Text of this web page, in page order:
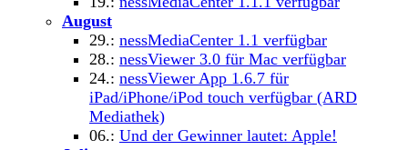
August
29.: nessMediaCenter 1.1 verfügbar
28.: nessViewer 3.0 für Mac verfügbar
24.: nessViewer App 1.6.7 für
iPad/iPhone/iPod touch verfügbar (ARD
Mediathek)
06.: Und der Gewinner lautet: Apple!